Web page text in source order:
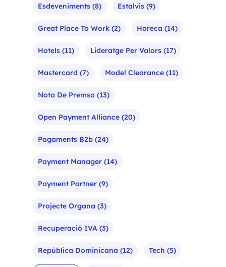
Esdeveniments (8) Estalvis (9)
Great Place To Work (2) Horeca (14)
Hotels (11) Lideratge Per Valors (17)
Mastercard (7) Model Clearance (11)
Nota De Premsa (13)
Open Payment Alliance (20)
Pagaments B2b (24)
Payment Manager (14)
Payment Partner (9)
Projecte Organa (3)
Recuperació IVA (3)
República Dominicana (12) Tech (5)